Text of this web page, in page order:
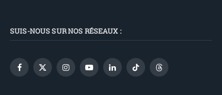
SUIS-NOUS SUR NOS RÉSEAUX :
Facebook
X
InstagramYouTubeLinkedInTikTok Threads